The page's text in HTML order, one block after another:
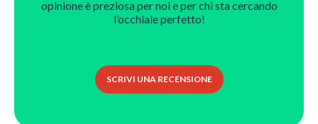
opinione è preziosa per noi e per chi sta cercando
l’occhiale perfetto!
SCRIVI UNA RECENSIONE